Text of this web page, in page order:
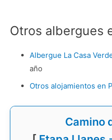
Otros albergues
Albergue La Casa
año
Otros alojamientos en
Camino